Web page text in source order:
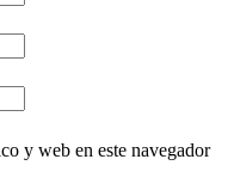
y web en este navegador